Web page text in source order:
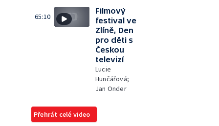
65:10
Filmový
festival ve
Zlíně, Den
pro děti s
Českou
televizí
Lucie
Hunčářová;
Jan Onder
Přehrát celé video